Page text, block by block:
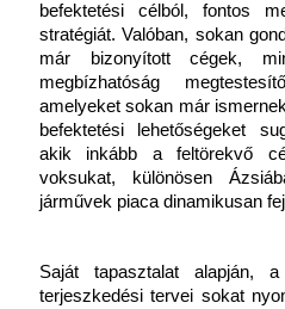
befektetési célból, fontos
stratégiát. Valóban, sokan
már bizonyított cégek,
megbízhatóság
amelyeket sokan már
befektetési lehetőségeket
akik inkább a feltörekvő
voksukat, különösen
járművek piaca dinamikusan
Saját tapasztalat alapján,
terjeszkedési tervei sokat